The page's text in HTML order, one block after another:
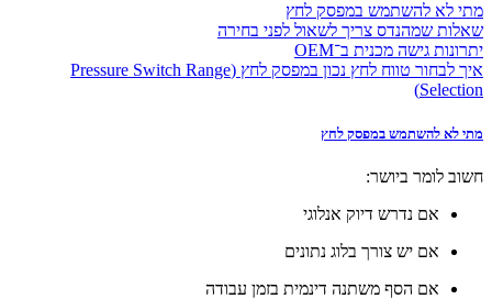
מתי לא להשתמש במפסק לחץ
שאלות שמהנדס צריך לשאול לפני בחירה
יתרונות גישה מכנית ב־OEM
איך לבחור טווח לחץ נכון במפסק לחץ (Pressure Switch Range
Selection)
מתי לא להשתמש במפסק לחץ
חשוב לומר ביושר:
אם נדרש דיוק אנלוגי
אם יש צורך בלוג נתונים
אם הסף משתנה דינמית בזמן עבודה